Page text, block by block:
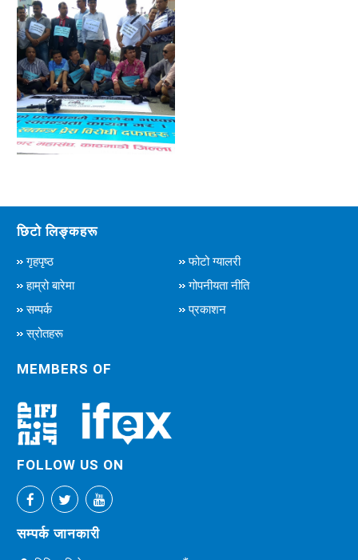
छिटो लिङ्कहरू
गृहपृष्ठ
फोटो ग्यालरी
हाम्रो बारेमा
गोपनीयता नीति
सम्पर्क
प्रकाशन
स्रोतहरू
MEMBERS OF
FOLLOW US ON
सम्पर्क जानकारी